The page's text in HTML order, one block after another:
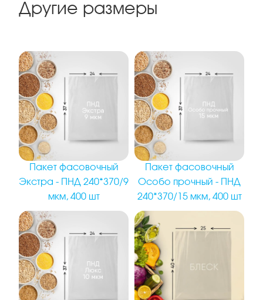
Другие размеры
Пакет фасовочный
Экстра - ПНД 240*370/9
мкм, 400 шт
Пакет фасовочный
Особо прочный - ПНД
240*370/15 мкм, 400 шт